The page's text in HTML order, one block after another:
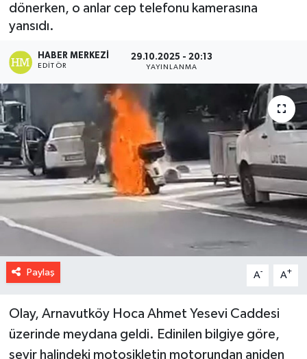
dönerken, o anlar cep telefonu kamerasına
yansıdı.
HABER MERKEZI
EDITÖR
29.10.2025 - 20:13
YAYINLANMA
Paylaş A- A+
Olay, Arnavutköy Hoca Ahmet Yesevi Caddesi
üzerinde meydana geldi. Edinilen bilgiye göre,
seyir halindeki motosikletin motorundan aniden
Medya
Sağlık
Haber Arşivi